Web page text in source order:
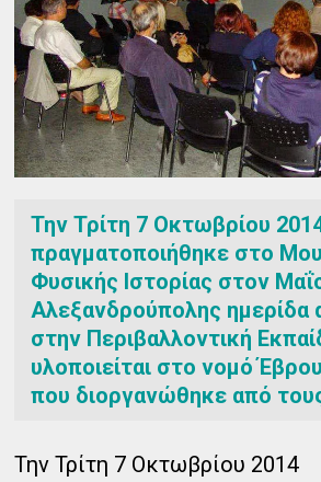
Την Τρίτη 7 Οκτωβρίου
πραγματοποιήθηκε στο
Φυσικής Ιστορίας στον
Αλεξανδρούπολης ημερίδα
στην Περιβαλλοντική
υλοποιείται στο νομό
που διοργανώθηκε από
Την Τρίτη 7 Οκτωβρίου 2014